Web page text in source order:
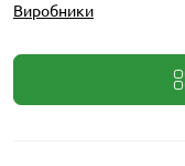
Виробники